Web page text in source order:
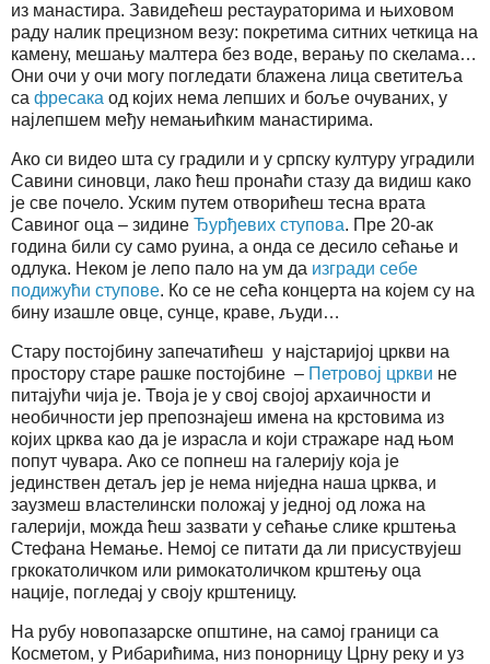
из манастира. Завидећеш рестаураторима и њиховом
раду налик прецизном везу: покретима ситних четкица на
камену, мешању малтера без воде, верању по скелама…
Они очи у очи могу погледати блажена лица светитеља
са фресака од којих нема лепших и боље очуваних, у
најлепшем међу немањићким манастирима.
Ако си видео шта су градили и у српску културу уградили
Савини синовци, лако ћеш пронаћи стазу да видиш како
је све почело. Уским путем отворићеш тесна врата
Савиног оца – зидине Ђурђевих ступова. Пре 20-ак
година били су само руина, а онда се десило сећање и
одлука. Неком је лепо пало на ум да изгради себе
подижући ступове. Ко се не сећа концерта на којем су на
бину изашле овце, сунце, краве, људи…
Стару постојбину запечатићеш у најстаријој цркви на
простору старе рашке постојбине – Петровој цркви не
питајући чија је. Твоја је у свој својој архаичности и
необичности јер препознајеш имена на крстовима из
којих црква као да је израсла и који стражаре над њом
попут чувара. Ако се попнеш на галерију која је
јединствен детаљ јер је нема ниједна наша црква, и
заузмеш властелински положај у једној од ложа на
галерији, можда ћеш зазвати у сећање слике крштења
Стефана Немање. Немој се питати да ли присуствујеш
гркокатоличком или римокатоличком крштењу оца
нације, погледај у своју крштеницу.
На рубу новопазарске општине, на самој граници са
Косметом, у Рибарићима, низ понорницу Црну реку и уз